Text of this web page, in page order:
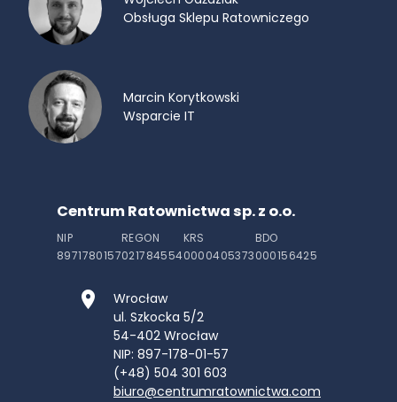
Obsługa Sklepu Ratowniczego
Marcin Korytkowski
Wsparcie IT
Centrum Ratownictwa sp. z o.o.
NIP
8971780157
REGON
021784554
KRS
0000405373
BDO
000156425
Wrocław
ul. Szkocka 5/2
54-402 Wrocław
NIP: 897-178-01-57
(+48) 504 301 603
biuro@centrumratownictwa.com